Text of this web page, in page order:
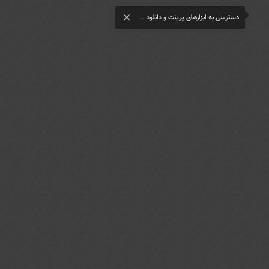
دسترسی به ابزارهای پرینت و دانلود ... close